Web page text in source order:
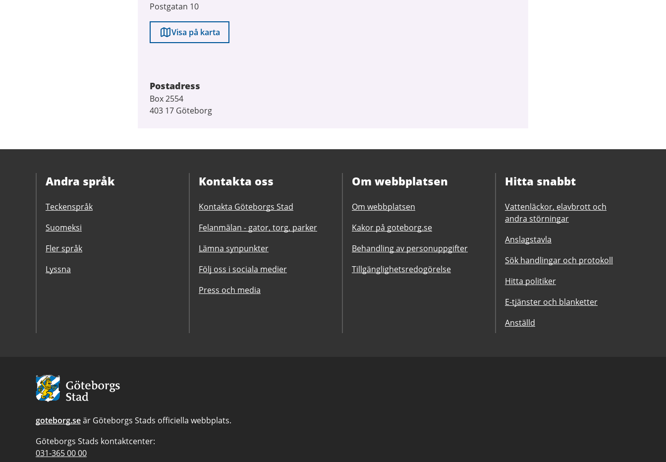
Postgatan 10
Visa på karta
Postadress
Box 2554
403 17 Göteborg
Andra språk
Teckenspråk
Suomeksi
Fler språk
Lyssna
Kontakta oss
Kontakta Göteborgs Stad
Felanmälan - gator, torg, parker
Lämna synpunkter
Följ oss i sociala medier
Press och media
Om webbplatsen
Om webbplatsen
Kakor på goteborg.se
Behandling av personuppgifter
Tillgänglighetsredogörelse
Hitta snabbt
Vattenläckor, elavbrott och
andra störningar
Anslagstavla
Sök handlingar och protokoll
Hitta politiker
E-tjänster och blanketter
Anställd
Avsändare:
Göteborgs
Stad
goteborg.seär Göteborgs Stads officiella webbplats.
Göteborgs Stads kontaktcenter:
Telefonnummer
031-365 00 00